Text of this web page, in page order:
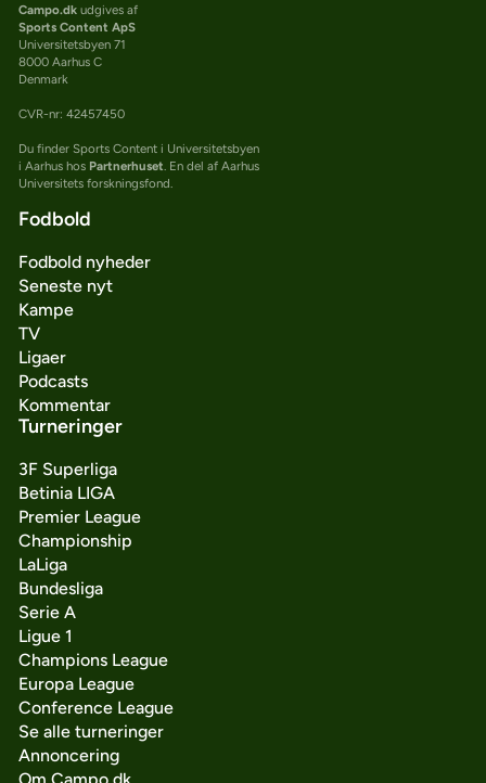
Campo.dkudgives af
Sports Content ApS
Universitetsbyen 71
8000 Aarhus C
Denmark
CVR-nr: 42457450
Du finder Sports Content i Universitetsbyen
i Aarhus hos Partnerhuset. En del af Aarhus
Universitets forskningsfond.
Fodbold
Fodbold nyheder
Seneste nyt
Kampe
TV
Ligaer
Podcasts
Kommentar
Turneringer
3F Superliga
Betinia LIGA
Premier League
Championship
LaLiga
Bundesliga
Serie A
Ligue 1
Champions League
Europa League
Conference League
Se alle turneringer
Annoncering